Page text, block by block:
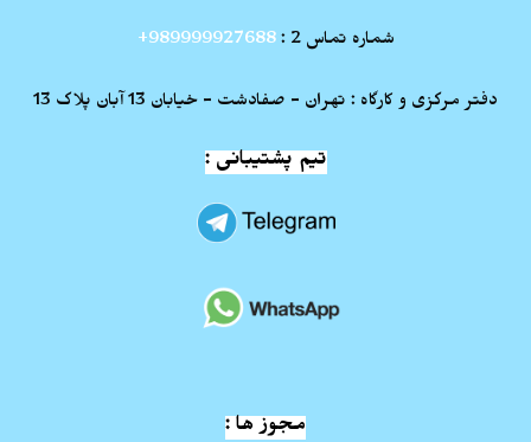
شماره تماس 2 : 989999927688+
دفتر مرکزی و کارگاه : تهران - صفادشت - خیابان 13 آبان پلاک 13
تیم پشتیبانی :
مجوز ها :